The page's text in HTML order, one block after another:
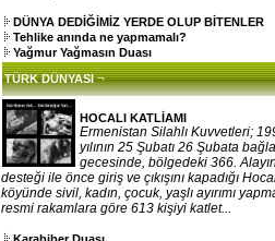
DÜNYA DEDİĞİMİZ YERDE OLUP BİTENLER
Tehlike anında ne yapmamalı?
Yağmur Yağmasın Duası
TÜRK DÜNYASI ¬
HOCALI KATLİAMI
Ermenistan Silahlı Kuvvetleri;
yılının 25 Şubatı 26 Şubata
gecesinde, bölgedeki 366.
desteği ile önce giriş ve çıkışını kapadığı
köyünde sivil, kadın, çocuk, yaşlı ayırımı
resmi rakamlara göre 613 kişiyi katlet...